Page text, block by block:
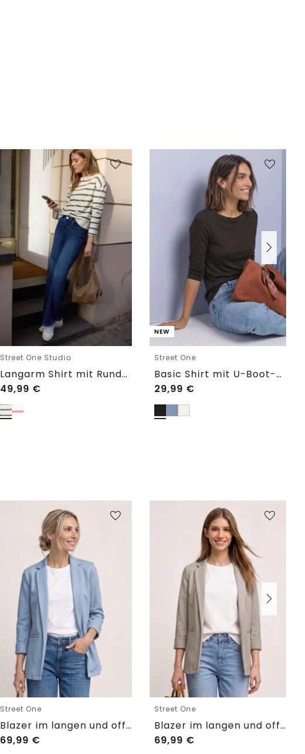
Street One Studio
Langarm Shirt mit Rundhals im Loose Fit
49,99 €
NEW
Street One
Basic Shirt mit U-Boot-Ausschnitt
29,99 €
Street One
Blazer im langen und offenen Schnitt
69,99 €
Street One
Blazer im langen und offenen Schnitt
69,99 €